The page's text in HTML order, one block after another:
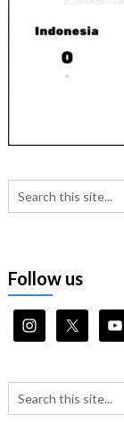
Follow us